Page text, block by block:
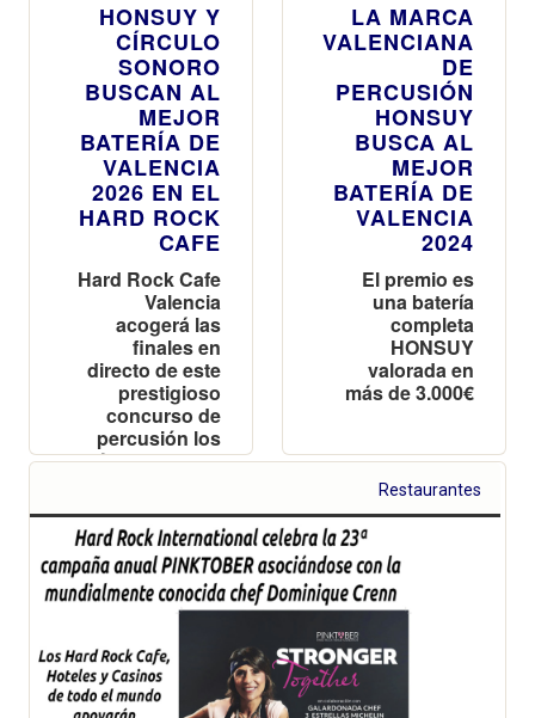
HONSUY Y
CÍRCULO
SONORO
BUSCAN AL
MEJOR
BATERÍA DE
VALENCIA
2026 EN EL
HARD ROCK
CAFE
Hard Rock Cafe
Valencia
acogerá las
finales en
directo de este
prestigioso
concurso de
percusión los
días 28 y 29 de
LA MARCA
VALENCIANA
DE
PERCUSIÓN
HONSUY
BUSCA AL
MEJOR
BATERÍA DE
VALENCIA
2024
El premio es
una batería
completa
HONSUY
valorada en
más de 3.000€
Restaurantes